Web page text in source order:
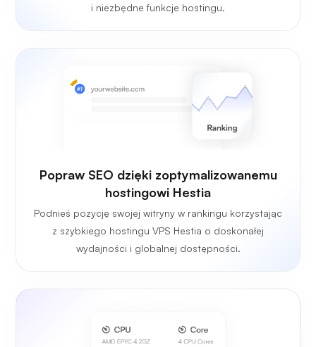
i niezbędne funkcje hostingu.
Popraw SEO dzięki zoptymalizowanemu
hostingowi Hestia
Podnieś pozycję swojej witryny w rankingu korzystając
z szybkiego hostingu VPS Hestia o doskonałej
wydajności i globalnej dostępności.